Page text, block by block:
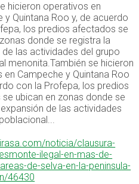
hicieron operativos en
y Quintana Roo y, de acuerdo
los predios afectados se
donde se registra la
de las actividades del grupo
menonita.También se hicieron
en Campeche y Quintana Roo
con la Profepa, los predios
ubican en zonas donde se
de las actividades
noticia/clausura-
ilegal-en-mas-de-
de-selva-en-la-peninsula-
46430